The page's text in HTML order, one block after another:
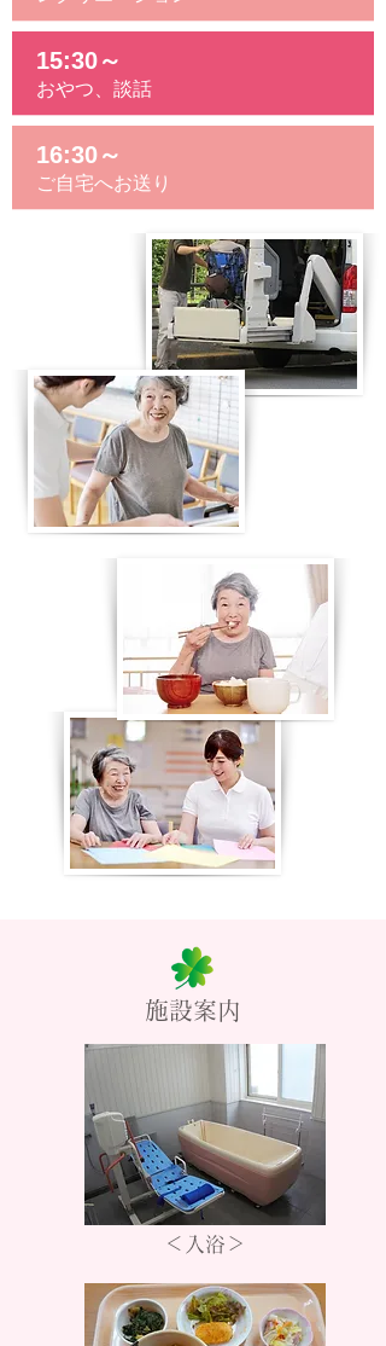
15:30～
おやつ、談話
16:30～
ご自宅へお送り
施設案内
＜入浴＞